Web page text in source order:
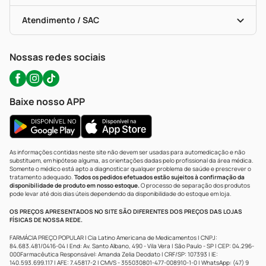
Bulas De A A Z
Políticas De Marketplace
Autoteste Covid-19
Portal Da Privacidade
Atendimento / SAC
Nossas redes sociais
Baixe nosso APP
As informações contidas neste site não devem ser usadas para automedicação e não
substituem, em hipótese alguma, as orientações dadas pelo profissional da área médica.
Somente o médico está apto a diagnosticar qualquer problema de saúde e prescrever o
tratamento adequado. Todos os pedidos efetuados estão sujeitos à confirmação da
disponibilidade de produto em nosso estoque.O processo de separação dos produtos
pode levar até dois dias úteis dependendo da disponibilidade do estoque em loja.
OS PREÇOS APRESENTADOS NO SITE SÃO DIFERENTES DOS PREÇOS DAS LOJAS
FÍSICAS DE NOSSA REDE.
FARMÁCIA PREÇO POPULAR | Cia Latino Americana de Medicamentos | CNPJ:
84.683.481/0416-04 | End: Av. Santo Albano, 490 - Vila Vera | São Paulo - SP | CEP: 04.296-
000Farmacêutica Responsável: Amanda Zelia Deodato | CRF/SP: 107393 | IE:
140.593.699.117 | AFE: 7.45817-2 | CMVS - 355030801-477-008910-1-0 | WhatsApp: (47) 9